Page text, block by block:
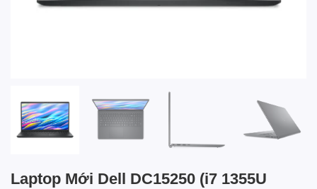
Laptop Mới Dell DC15250 (i7 1355U